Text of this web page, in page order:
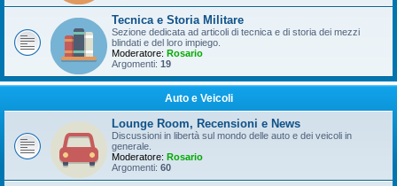
Tecnica e Storia Militare
Sezione dedicata ad articoli di tecnica e di storia dei mezzi
blindati e del loro impiego.
Moderatore: Rosario
Argomenti: 19
Auto e Veicoli
Lounge Room, Recensioni e News
Discussioni in libertà sul mondo delle auto e dei veicoli in
generale.
Moderatore: Rosario
Argomenti: 60